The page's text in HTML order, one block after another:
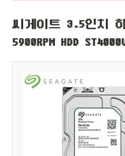
씨게이트 3.5인치
5900RPM HDD